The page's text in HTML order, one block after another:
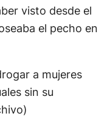
visto desde el
el pecho en